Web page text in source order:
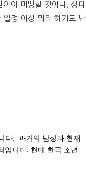
야 마땅할 것이나, 상대
일정 이상 뭐라 하기도 난
다. 과거의 남성과 현재
입니다. 현대 한국 소년